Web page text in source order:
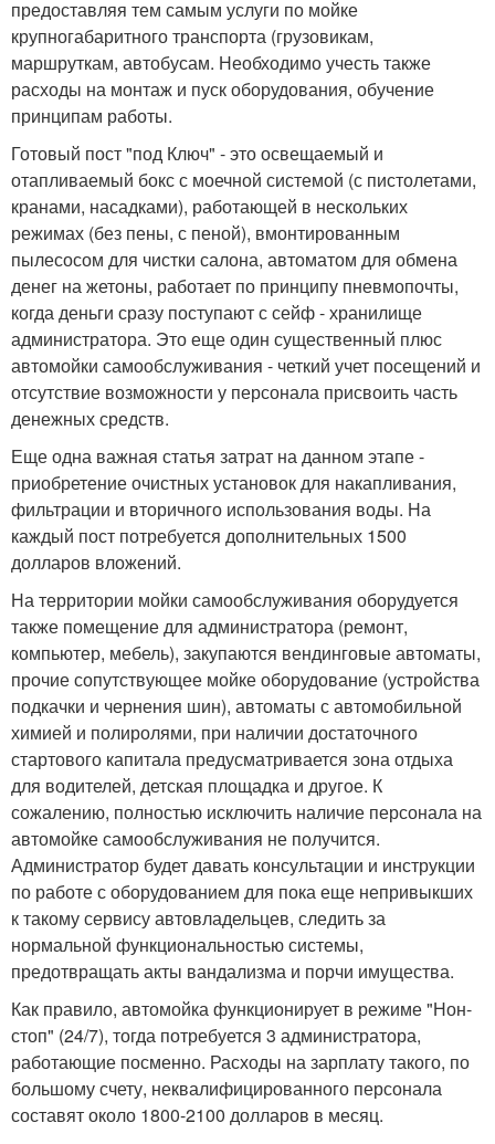
предоставляя тем самым услуги по мойке
крупногабаритного транспорта (грузовикам,
маршруткам, автобусам. Необходимо учесть также
расходы на монтаж и пуск оборудования, обучение
принципам работы.
Готовый пост "под Ключ" - это освещаемый и
отапливаемый бокс с моечной системой (с пистолетами,
кранами, насадками), работающей в нескольких
режимах (без пены, с пеной), вмонтированным
пылесосом для чистки салона, автоматом для обмена
денег на жетоны, работает по принципу пневмопочты,
когда деньги сразу поступают с сейф - хранилище
администратора. Это еще один существенный плюс
автомойки самообслуживания - четкий учет посещений и
отсутствие возможности у персонала присвоить часть
денежных средств.
Еще одна важная статья затрат на данном этапе -
приобретение очистных установок для накапливания,
фильтрации и вторичного использования воды. На
каждый пост потребуется дополнительных 1500
долларов вложений.
На территории мойки самообслуживания оборудуется
также помещение для администратора (ремонт,
компьютер, мебель), закупаются вендинговые автоматы,
прочие сопутствующее мойке оборудование (устройства
подкачки и чернения шин), автоматы с автомобильной
химией и полиролями, при наличии достаточного
стартового капитала предусматривается зона отдыха
для водителей, детская площадка и другое. К
сожалению, полностью исключить наличие персонала на
автомойке самообслуживания не получится.
Администратор будет давать консультации и инструкции
по работе с оборудованием для пока еще непривыкших
к такому сервису автовладельцев, следить за
нормальной функциональностью системы,
предотвращать акты вандализма и порчи имущества.
Как правило, автомойка функционирует в режиме "Нон-
стоп" (24/7), тогда потребуется 3 администратора,
работающие посменно. Расходы на зарплату такого, по
большому счету, неквалифицированного персонала
составят около 1800-2100 долларов в месяц.